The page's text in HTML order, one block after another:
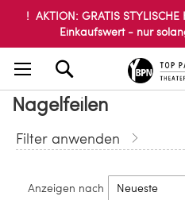
! AKTION: GRATIS
Einkaufswert - nur
Nagelfeilen
Filter anwenden
Anzeigen nach